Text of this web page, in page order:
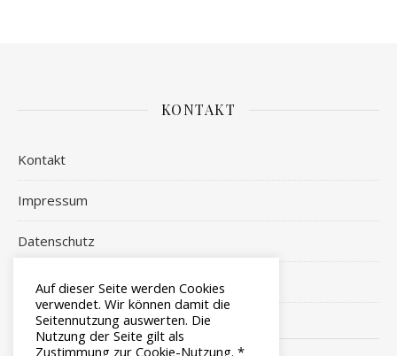
KONTAKT
Kontakt
Impressum
Datenschutz
Login
Auf dieser Seite werden Cookies
verwendet. Wir können damit die
Seitennutzung auswerten. Die
Nutzung der Seite gilt als
Zustimmung zur Cookie-Nutzung. *